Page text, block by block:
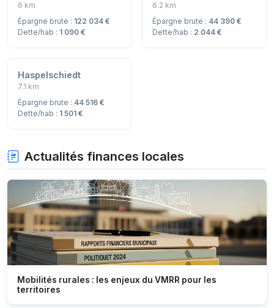
6 km
Épargne brute : 122 034 €
Dette/hab : 1 090 €
6.2 km
Épargne brute : 44 390 €
Dette/hab : 2 044 €
Haspelschiedt
7.1 km
Épargne brute : 44 516 €
Dette/hab : 1 501 €
Actualités finances locales
Mobilités rurales : les enjeux du VMRR pour les
territoires